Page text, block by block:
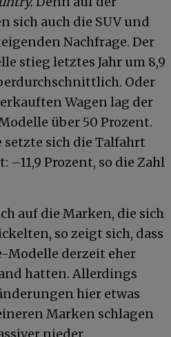
sich auch die SUV und
Nachfrage. Der
stieg letztes Jahr um 8,9
Oder
Wagen lag der
über 50 Prozent.
setzte sich die Talfahrt
–11,9 Prozent, so die Zahl
auf die Marken, die sich
so zeigt sich, dass
Modelle derzeit eher
hatten. Allerdings
hier etwas
Marken schlagen
nieder.